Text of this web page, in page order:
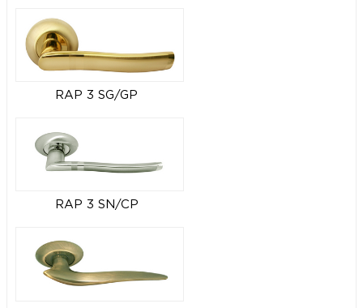
RAP 3 SG/GP
RAP 3 SN/CP